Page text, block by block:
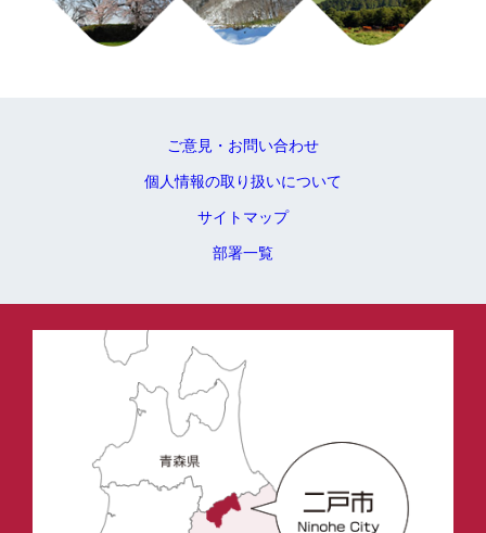
ご意見・お問い合わせ
個人情報の取り扱いについて
サイトマップ
部署一覧